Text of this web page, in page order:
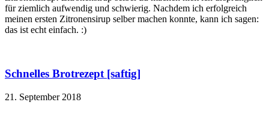
für ziemlich aufwendig und schwierig. Nachdem ich erfolgreich
meinen ersten Zitronensirup selber machen konnte, kann ich sagen:
das ist echt einfach. :)
Schnelles Brotrezept [saftig]
21. September 2018